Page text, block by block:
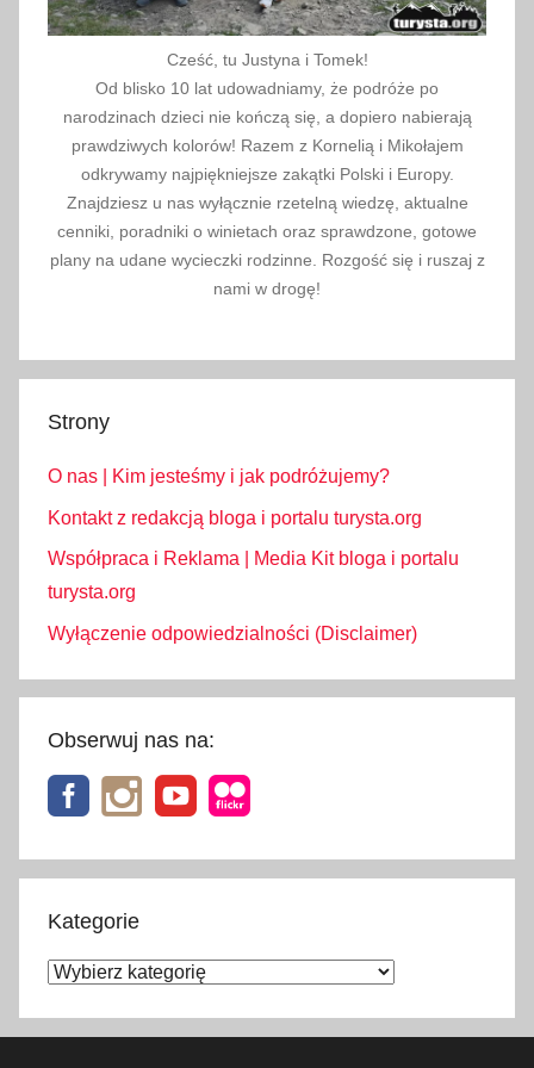
Cześć, tu Justyna i Tomek!
Od blisko 10 lat udowadniamy, że podróże po
narodzinach dzieci nie kończą się, a dopiero nabierają
prawdziwych kolorów! Razem z Kornelią i Mikołajem
odkrywamy najpiękniejsze zakątki Polski i Europy.
Znajdziesz u nas wyłącznie rzetelną wiedzę, aktualne
cenniki, poradniki o winietach oraz sprawdzone, gotowe
plany na udane wycieczki rodzinne. Rozgość się i ruszaj z
nami w drogę!
Strony
O nas | Kim jesteśmy i jak podróżujemy?
Kontakt z redakcją bloga i portalu turysta.org
Współpraca i Reklama | Media Kit bloga i portalu
turysta.org
Wyłączenie odpowiedzialności (Disclaimer)
Obserwuj nas na:
Kategorie
Kategorie